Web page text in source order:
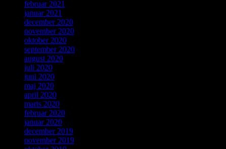
februar 2021
januar 2021
december 2020
november 2020
oktober 2020
september 2020
august 2020
juli 2020
juni 2020
maj 2020
april 2020
marts 2020
februar 2020
januar 2020
december 2019
november 2019